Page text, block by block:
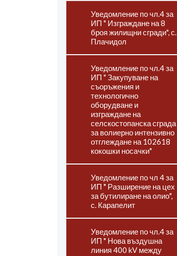
Уведомление по чл.4 за
ИП " Изграждане на 8
броя жилищни сгради", с.
Плачидол
Уведомление по чл.4 за
ИП " Закупуване на
съоръжения и
технологично
оборудване и
изграждане на
селскостопанска сграда
за волиерно интензивно
отглеждане на 102618
кокошки носачки"
Уведомление по чл 4 за
ИП " Разширение на цех
за бутилиране на олио",
с. Карапелит
Уведомление по чл.4 за
ИП " Нова въздушна
линия 400 kV между